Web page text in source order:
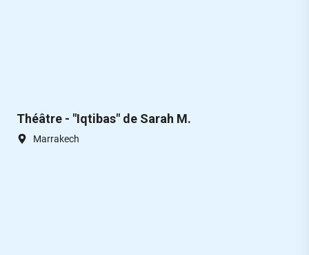
Théâtre - "Iqtibas" de Sarah M.
Marrakech